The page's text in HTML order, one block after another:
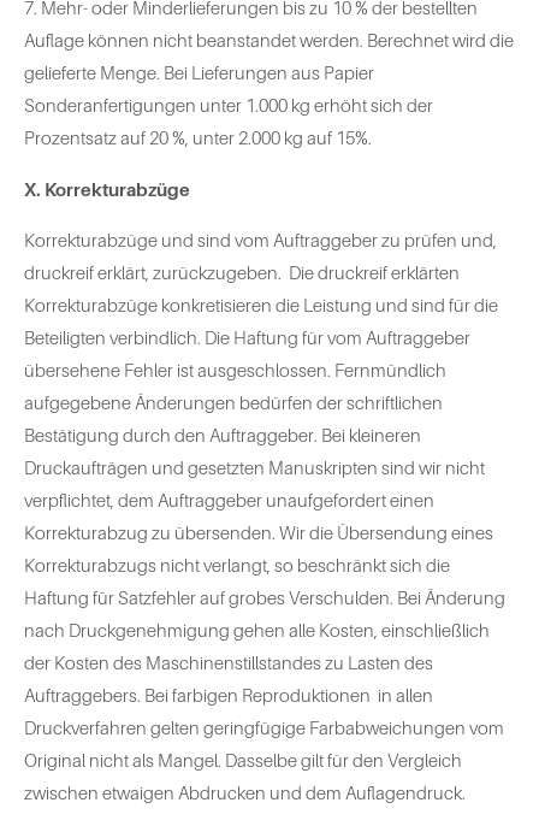
7. Mehr- oder Minderlieferungen bis zu 10 % der bestellten
Auflage können nicht beanstandet werden. Berechnet wird die
gelieferte Menge. Bei Lieferungen aus Papier
Sonderanfertigungen unter 1.000 kg erhöht sich der
Prozentsatz auf 20 %, unter 2.000 kg auf 15%.
X. Korrekturabzüge
Korrekturabzüge und sind vom Auftraggeber zu prüfen und,
druckreif erklärt, zurückzugeben. Die druckreif erklärten
Korrekturabzüge konkretisieren die Leistung und sind für die
Beteiligten verbindlich. Die Haftung für vom Auftraggeber
übersehene Fehler ist ausgeschlossen. Fernmündlich
aufgegebene Änderungen bedürfen der schriftlichen
Bestätigung durch den Auftraggeber. Bei kleineren
Druckaufträgen und gesetzten Manuskripten sind wir nicht
verpflichtet, dem Auftraggeber unaufgefordert einen
Korrekturabzug zu übersenden. Wir die Übersendung eines
Korrekturabzugs nicht verlangt, so beschränkt sich die
Haftung für Satzfehler auf grobes Verschulden. Bei Änderung
nach Druckgenehmigung gehen alle Kosten, einschließlich
der Kosten des Maschinenstillstandes zu Lasten des
Auftraggebers. Bei farbigen Reproduktionen in allen
Druckverfahren gelten geringfügige Farbabweichungen vom
Original nicht als Mangel. Dasselbe gilt für den Vergleich
zwischen etwaigen Abdrucken und dem Auflagendruck.